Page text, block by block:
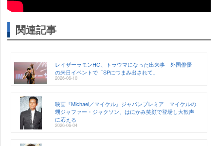
関連記事
レイザーラモンHG、トラウマになった出来事 外国俳優
の来日イベントで「SPにつまみ出されて」
2026-06-10
映画『Michael／マイケル』ジャパンプレミア マイケルの
甥ジャファー・ジャクソン、はにかみ笑顔で登場し大歓声
に応える
2026-06-04